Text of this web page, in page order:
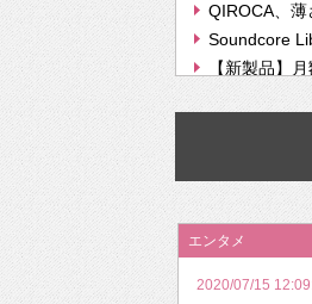
QIROCA、薄
Soundcore
【新製品】
【次世代の
挫折率8割の
2026年のバ
エンタメ
2020/07/15